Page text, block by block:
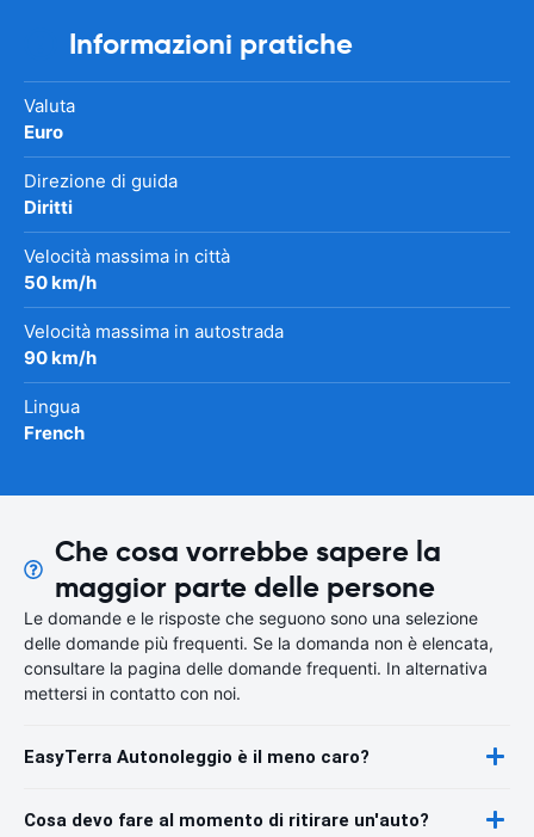
Informazioni pratiche
Valuta
Euro
Direzione di guida
Diritti
Velocità massima in città
50 km/h
Velocità massima in autostrada
90 km/h
Lingua
French
Che cosa vorrebbe sapere la
maggior parte delle persone
Le domande e le risposte che seguono sono una selezione
delle domande più frequenti. Se la domanda non è elencata,
consultare la pagina delle domande frequenti. In alternativa
mettersi in contatto con noi.
EasyTerra Autonoleggio è il meno caro?
Cosa devo fare al momento di ritirare un'auto?